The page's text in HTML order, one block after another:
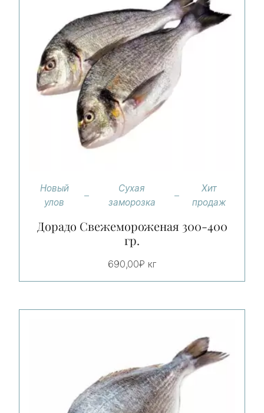
Новый
улов
Сухая
заморозка
Хит
продаж
Дорадо Свежемороженая 300-400
гр.
690,00₽ кг